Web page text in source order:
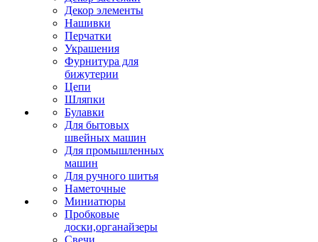
Декор элементы
Нашивки
Перчатки
Украшения
Фурнитура для
бижутерии
Цепи
Шляпки
Булавки
Для бытовых
швейных машин
Для промышленных
машин
Для ручного шитья
Наметочные
Миниатюры
Пробковые
доски,органайзеры
Свечи